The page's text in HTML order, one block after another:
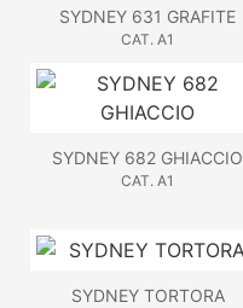
SYDNEY 631 GRAFITE
CAT. A1
SYDNEY 682 GHIACCIO
CAT. A1
SYDNEY TORTORA